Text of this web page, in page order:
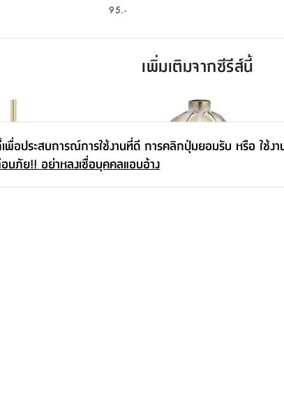
95.-
เพิ่มเติมจากซีรีส์นี้
อประสบการณ์การใช้งานที่ดี การคลิกปุ่มยอมรับ หรือ ใช้งาน
อนภัย!! อย่าหลงเชื่อบุคคลแอบอ้าง